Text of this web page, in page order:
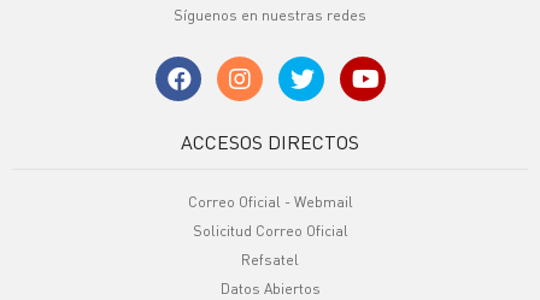
Síguenos en nuestras redes
ACCESOS DIRECTOS
Correo Oficial - Webmail
Solicitud Correo Oficial
Refsatel
Datos Abiertos